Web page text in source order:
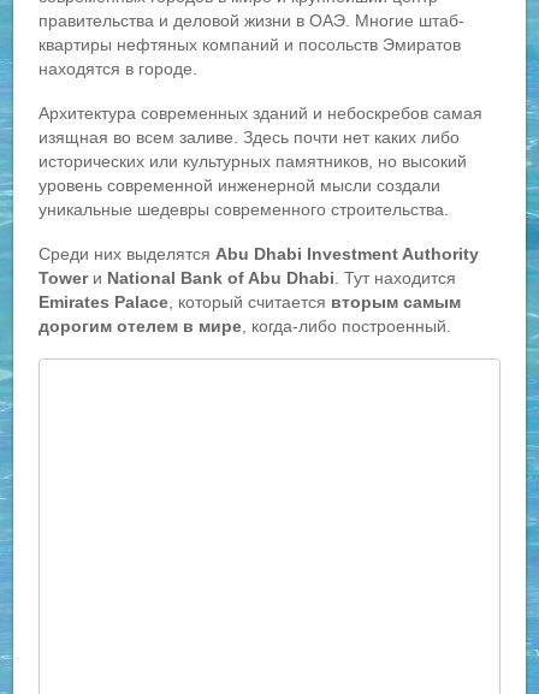
правительства и деловой жизни в ОАЭ. Многие штаб-
квартиры нефтяных компаний и посольств Эмиратов
находятся в городе.
Архитектура современных зданий и небоскребов самая
изящная во всем заливе. Здесь почти нет каких либо
исторических или культурных памятников, но высокий
уровень современной инженерной мысли создали
уникальные шедевры современного строительства.
Среди них выделятся Abu Dhabi Investment Authority
Towerи National Bank of Abu Dhabi . Тут находится
Emirates Palace , который считается вторым самым
дорогим отелем в мире , когда-либо построенный.